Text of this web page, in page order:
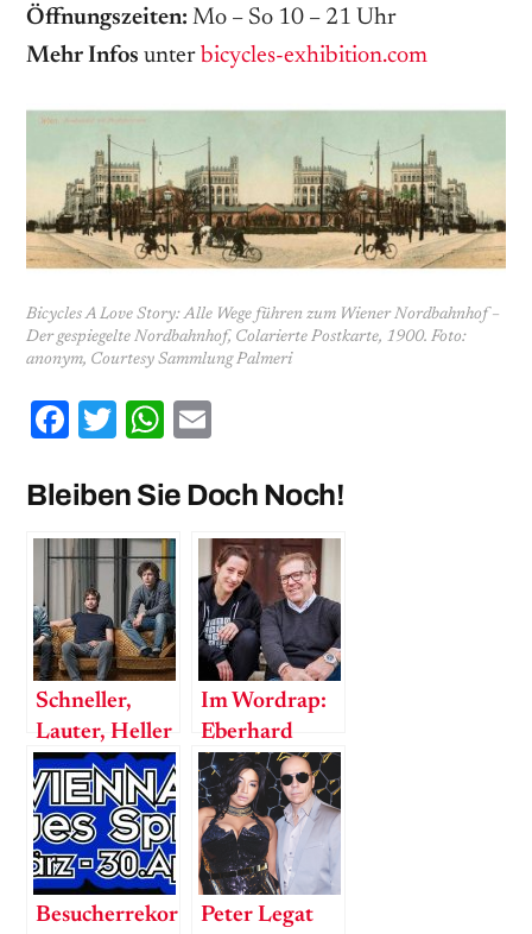
Öffnungszeiten: Mo – So 10 – 21 Uhr
Mehr Infos unter bicycles-exhibition.com
Bicycles A Love Story: Alle Wege führen zum Wiener Nordbahnhof –
Der gespiegelte Nordbahnhof, Colarierte Postkarte, 1900. Foto:
anonym, Courtesy Sammlung Palmeri
Facebook
TwitterWhatsApp
Bleiben Sie Doch Noch!
Schneller,
Lauter, Heller
Im Wordrap:
Eberhard
Forcher
Besucherrekord
Peter Legat